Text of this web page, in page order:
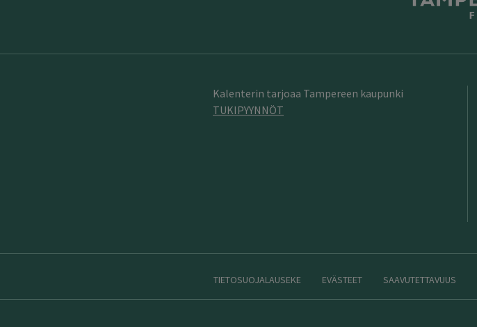
Kalenterin tarjoaa Tampereen kaupunki
TUKIPYYNNÖT
TIETOSUOJALAUSEKE EVÄSTEET SAAVUTETTAVUUS